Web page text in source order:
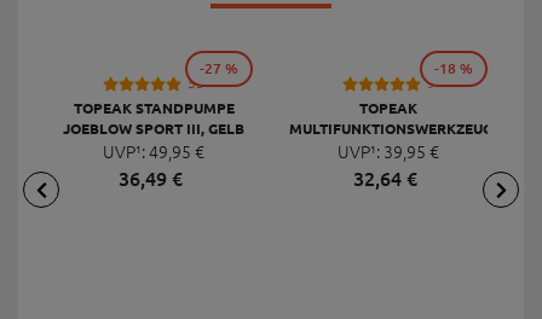
53
TOPEAK STANDPUMPE
JOEBLOW SPORT III, GELB
UVP¹:49,95 €
36,49€
-27 %
9
TOPEAK
MULTIFUNKTIONSWERKZEUG
MINI 20 PRO
UVP¹: 39,95 €
32,64€
-18 %